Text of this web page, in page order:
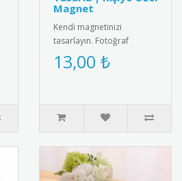
Magnet
Kendi magnetinizi
tasarlayın. Fotoğraf
ekleyin, metin yazın ve
istediğiniz ölçüde kişiye
13,00 ₺